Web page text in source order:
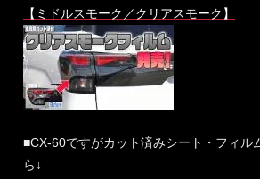
【ミドルスモーク／クリアスモーク】
■CX-60ですがカット済みシート・フィル
ら↓